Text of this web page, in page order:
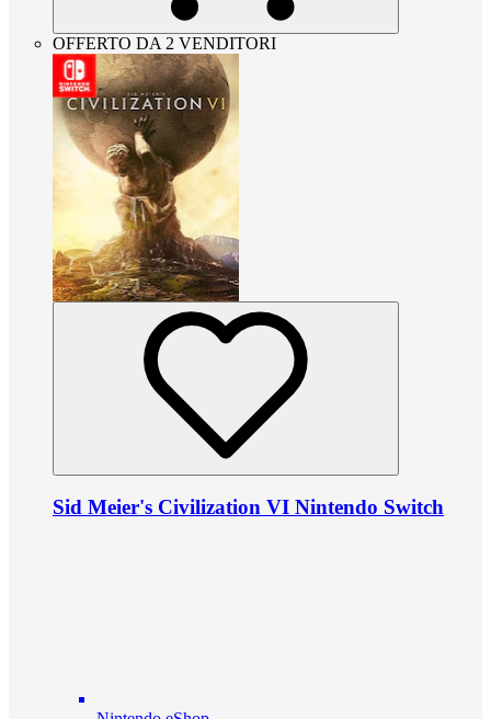
OFFERTO DA 2 VENDITORI
Sid Meier's Civilization VI Nintendo Switch